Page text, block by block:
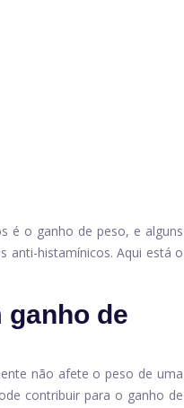
é o ganho de peso, e alguns
anti-histamínicos. Aqui está o
de
não afete o peso de uma
contribuir para o ganho de